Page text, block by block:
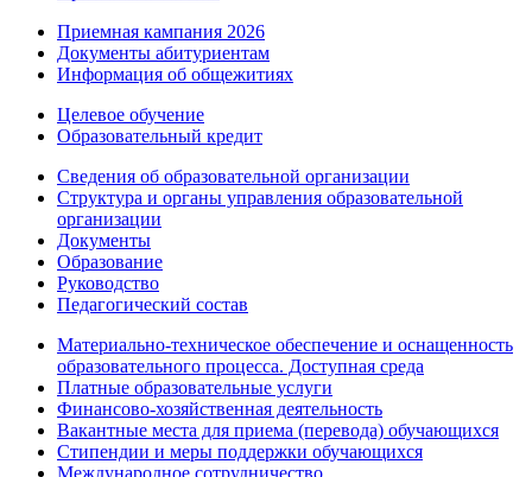
Приемная кампания 2026
Дoкументы абитуриентам
Информация об общежитиях
Целевое обучение
Образовательный кредит
Сведения об образовательной организации
Структура и органы управления образовательной
организации
Документы
Образование
Руководство
Педагогический состав
Материально-техническое обеспечение и оснащенность
образовательного процесса. Доступная среда
Платные образовательные услуги
Финансово-хозяйственная деятельность
Вакантные места для приема (перевода) обучающихся
Стипендии и меры поддержки обучающихся
Международное сотрудничество